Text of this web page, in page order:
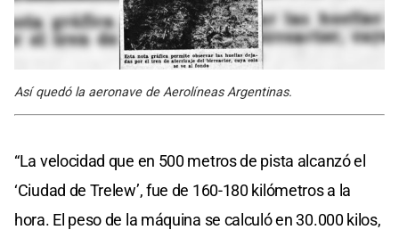
Así quedó la aeronave de Aerolíneas Argentinas.
“La velocidad que en 500 metros de pista alcanzó el
‘Ciudad de Trelew’, fue de 160-180 kilómetros a la
hora. El peso de la máquina se calculó en 30.000 kilos,